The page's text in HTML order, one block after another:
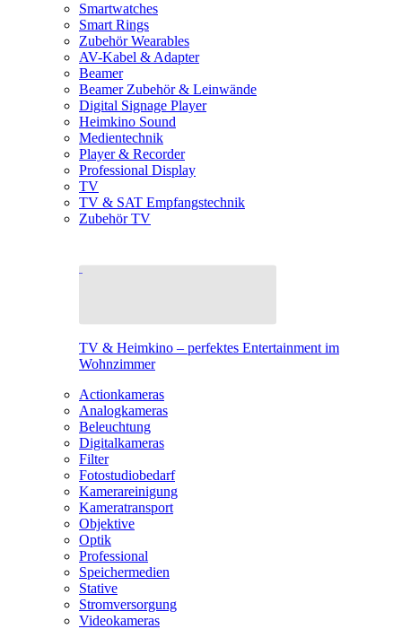
Smartwatches
Smart Rings
Zubehör Wearables
AV-Kabel & Adapter
Beamer
Beamer Zubehör & Leinwände
Digital Signage Player
Heimkino Sound
Medientechnik
Player & Recorder
Professional Display
TV
TV & SAT Empfangstechnik
Zubehör TV
TV & Heimkino – perfektes Entertainment im
Wohnzimmer
Actionkameras
Analogkameras
Beleuchtung
Digitalkameras
Filter
Fotostudiobedarf
Kamerareinigung
Kameratransport
Objektive
Optik
Professional
Speichermedien
Stative
Stromversorgung
Videokameras